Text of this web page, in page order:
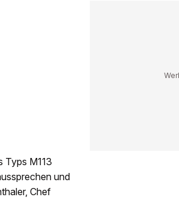
Typs M113
und
Chef